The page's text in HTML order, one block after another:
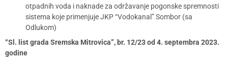
otpadnih voda i naknade za održavanje pogonske spremnosti
sistema koje primenjuje JKP “Vodokanal” Sombor (sa
Odlukom)
“Sl. list grada Sremska Mitrovica”, br. 12/23 od 4. septembra 2023.
godine